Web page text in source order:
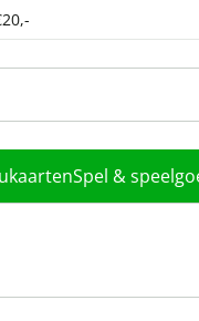
Spel &